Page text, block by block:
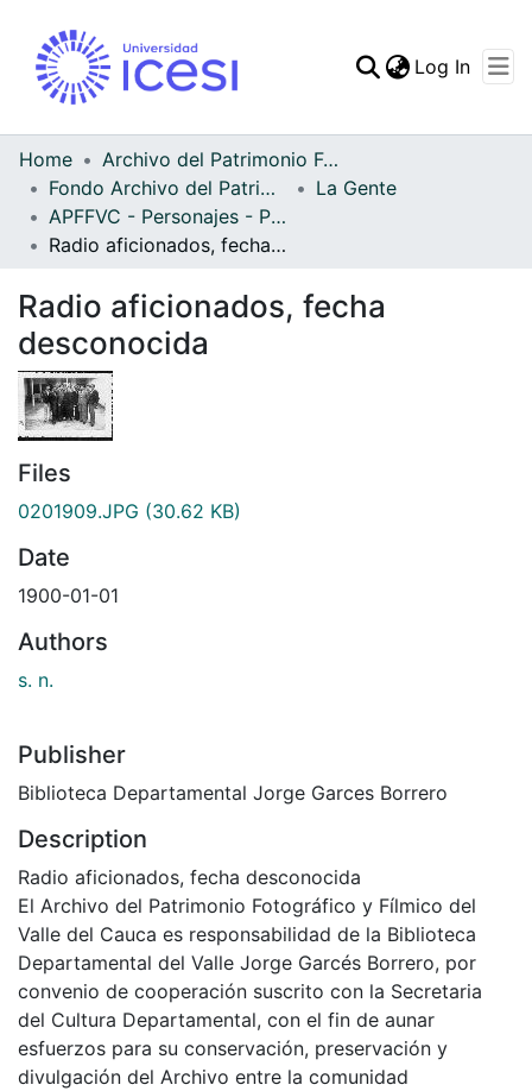
Statistics
Log In
Home
Archivo del Patrimonio Fotográfico y Fílmico del Valle del Cauca
Fondo Archivo del Patrimonio Fotográfico y Fílmico del Valle del Cauca
La Gente
APFFVC - Personajes - Patrimonial
Radio aficionados, fecha desconocida
Radio aficionados, fecha
desconocida
Files
0201909.JPG (30.62 KB)
Date
1900-01-01
Authors
s. n.
Publisher
Biblioteca Departamental Jorge Garces Borrero
Description
Radio aficionados, fecha desconocida
El Archivo del Patrimonio Fotográfico y Fílmico del
Valle del Cauca es responsabilidad de la Biblioteca
Departamental del Valle Jorge Garcés Borrero, por
convenio de cooperación suscrito con la Secretaria
del Cultura Departamental, con el fin de aunar
esfuerzos para su conservación, preservación y
divulgación del Archivo entre la comunidad